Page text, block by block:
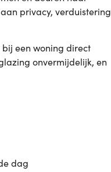
privacy, verduistering
een woning direct
onvermijdelijk, en
dag